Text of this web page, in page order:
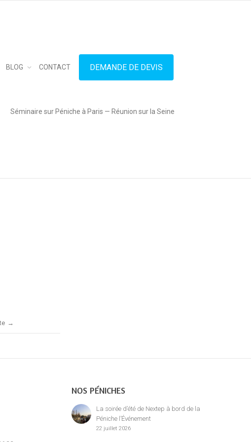
BLOG CONTACT DEMANDE DE DEVIS
Séminaire sur Péniche à Paris — Réunion sur la Seine
NOS PÉNICHES
La soirée d’été de Nextep à bord de la
Péniche l’Événement
22 juillet 2026